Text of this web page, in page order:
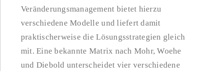
Veränderungsmanagement bietet hierzu
verschiedene Modelle und liefert damit
praktischerweise die Lösungsstrategien gleich
mit. Eine bekannte Matrix nach Mohr, Woehe
und Diebold unterscheidet vier verschiedene